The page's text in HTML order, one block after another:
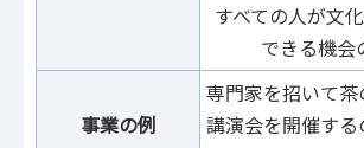
すべての人が文
できる機会
事業の例
専門家を招いて
講演会を開催する